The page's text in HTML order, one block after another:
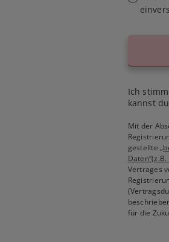
Ich
kannst du
Mit der
gestellte
Vertrages
für die